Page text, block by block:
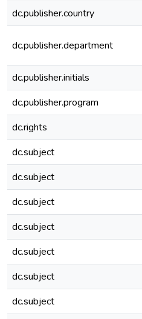
dc.publisher.country
dc.publisher.department
dc.publisher.initials
dc.publisher.program
dc.rights
dc.subject
dc.subject
dc.subject
dc.subject
dc.subject
dc.subject
dc.subject